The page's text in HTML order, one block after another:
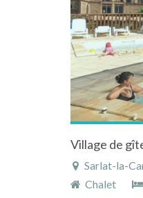
Sarlat-la-
Chalet